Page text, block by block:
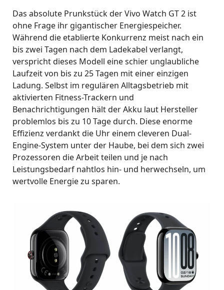
Das absolute Prunkstück der Vivo Watch GT 2 ist
ohne Frage ihr gigantischer Energiespeicher.
Während die etablierte Konkurrenz meist nach ein
bis zwei Tagen nach dem Ladekabel verlangt,
verspricht dieses Modell eine schier unglaubliche
Laufzeit von bis zu 25 Tagen mit einer einzigen
Ladung. Selbst im regulären Alltagsbetrieb mit
aktivierten Fitness-Trackern und
Benachrichtigungen hält der Akku laut Hersteller
problemlos bis zu 10 Tage durch. Diese enorme
Effizienz verdankt die Uhr einem cleveren Dual-
Engine-System unter der Haube, bei dem sich zwei
Prozessoren die Arbeit teilen und je nach
Leistungsbedarf nahtlos hin- und herwechseln, um
wertvolle Energie zu sparen.